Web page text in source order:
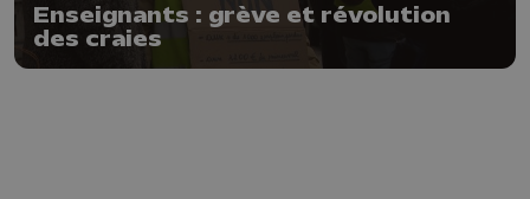
Enseignants : grève et révolution
des craies